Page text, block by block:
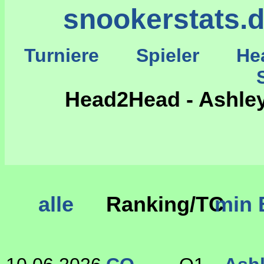
Turniere Spieler
Head2Head -
alle Ranking/TCmin